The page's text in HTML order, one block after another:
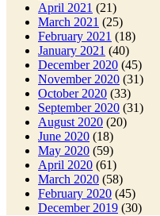
April 2021 (21)
March 2021 (25)
February 2021 (18)
January 2021 (40)
December 2020 (45)
November 2020 (31)
October 2020 (33)
September 2020 (31)
August 2020 (20)
June 2020 (18)
May 2020 (59)
April 2020 (61)
March 2020 (58)
February 2020 (45)
December 2019 (30)